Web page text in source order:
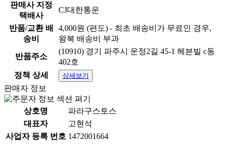
판매사 지정
택배사
CJ대한통운
반품/교환 배
송비
4,000원 (편도) - 최초 배송비가 무료인 경우,
왕복 배송비 부과
반품주소
(10910) 경기 파주시 운정2길 45-1 헤븐빌 c동
402호
정책 상세
상세보기
판매자 정보
상호명
파라구스토스
대표자
고현석
사업자 등록 번호 1472001664